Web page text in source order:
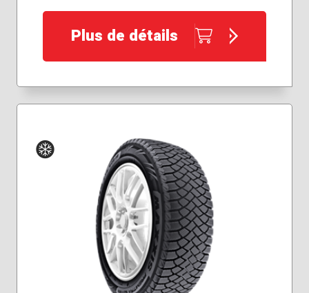
Plus de détails